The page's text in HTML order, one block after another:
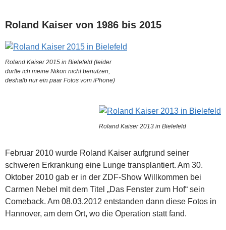
Roland Kaiser von 1986 bis 2015
Roland Kaiser 2015 in Bielefeld (leider
durfte ich meine Nikon nicht benutzen,
deshalb nur ein paar Fotos vom iPhone)
Roland Kaiser 2013 in Bielefeld
Februar 2010 wurde Roland Kaiser aufgrund seiner
schweren Erkrankung eine Lunge transplantiert. Am 30.
Oktober 2010 gab er in der ZDF-Show Willkommen bei
Carmen Nebel mit dem Titel „Das Fenster zum Hof“ sein
Comeback. Am 08.03.2012 entstanden dann diese Fotos in
Hannover, am dem Ort, wo die Operation statt fand.